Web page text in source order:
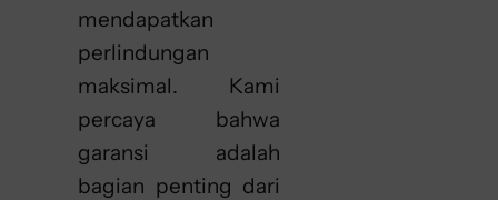
mendapatkan
perlindungan
maksimal. Kami
percaya bahwa
garansi adalah
bagian penting dari